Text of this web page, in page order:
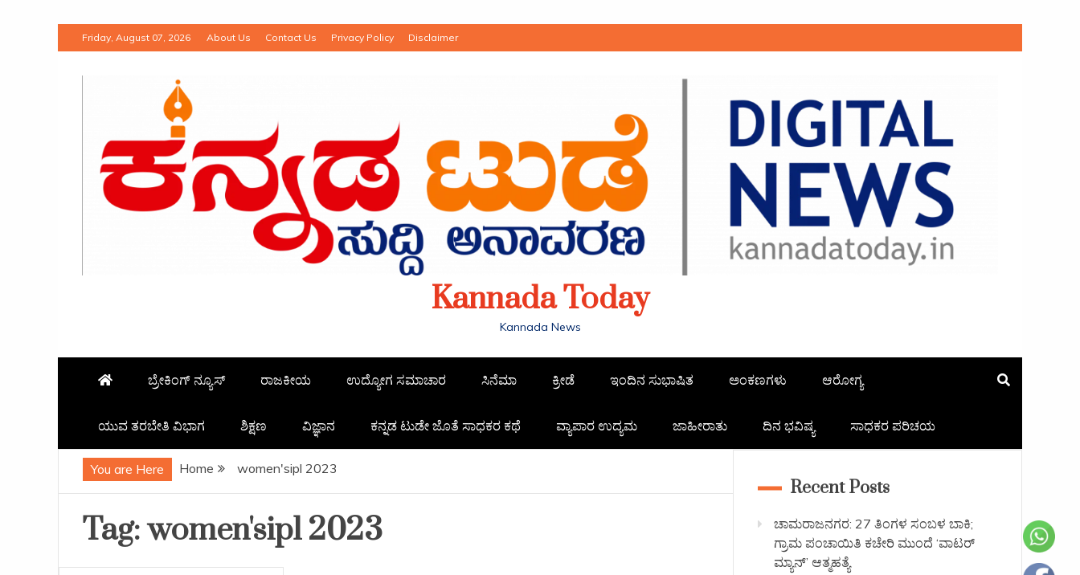
Friday, August 07, 2026 About Us Contact Us Privacy Policy Disclaimer
Kannada Today
Kannada News
ಬ್ರೇಕಿಂಗ್ ನ್ಯೂಸ್ ರಾಜಕೀಯ ಉದ್ಯೋಗ ಸಮಾಚಾರ ಸಿನೆಮಾ ಕ್ರೀಡೆ ಇಂದಿನ ಸುಭಾಷಿತ ಅಂಕಣಗಳು ಆರೋಗ್ಯ
ಯುವ ತರಬೇತಿ ವಿಭಾಗ ಶಿಕ್ಷಣ ವಿಜ್ಞಾನ ಕನ್ನಡ ಟುಡೇ ಜೊತೆ ಸಾಧಕರ ಕಥೆ ವ್ಯಾಪಾರ ಉದ್ಯಮ ಜಾಹೀರಾತು ದಿನ ಭವಿಷ್ಯ ಸಾಧಕರ ಪರಿಚಯ
You are Here Home women'sipl 2023
Tag:women'sipl 2023
Recent Posts
ಚಾಮರಾಜನಗರ: 27 ತಿಂಗಳ ಸಂಬಳ ಬಾಕಿ;
ಗ್ರಾಮ ಪಂಚಾಯಿತಿ ಕಚೇರಿ ಮುಂದೆ ‘ವಾಟರ್
ಮ್ಯಾನ್’ ಆತ್ಮಹತ್ಯೆ